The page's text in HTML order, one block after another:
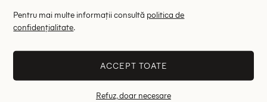
Altii au fost interesati de
Pentru mai multe informații consultă politica de
confidențialitate.
ACCEPT TOATE
Refuz, doar necesare